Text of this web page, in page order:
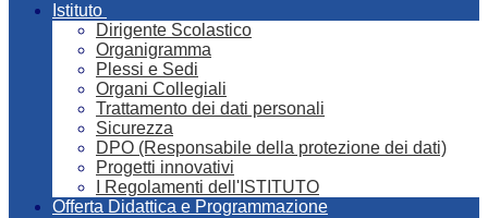
Istituto
Dirigente Scolastico
Organigramma
Plessi e Sedi
Organi Collegiali
Trattamento dei dati personali
Sicurezza
DPO (Responsabile della protezione dei dati)
Progetti innovativi
I Regolamenti dell'ISTITUTO
Offerta Didattica e Programmazione